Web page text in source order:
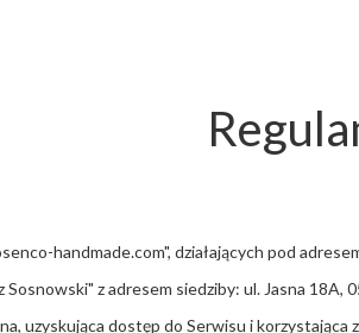
handmade.com", działających pod
Sosnowski" z adresem siedziby: ul. Jasna 18A,
uzyskująca dostęp do Serwisu i